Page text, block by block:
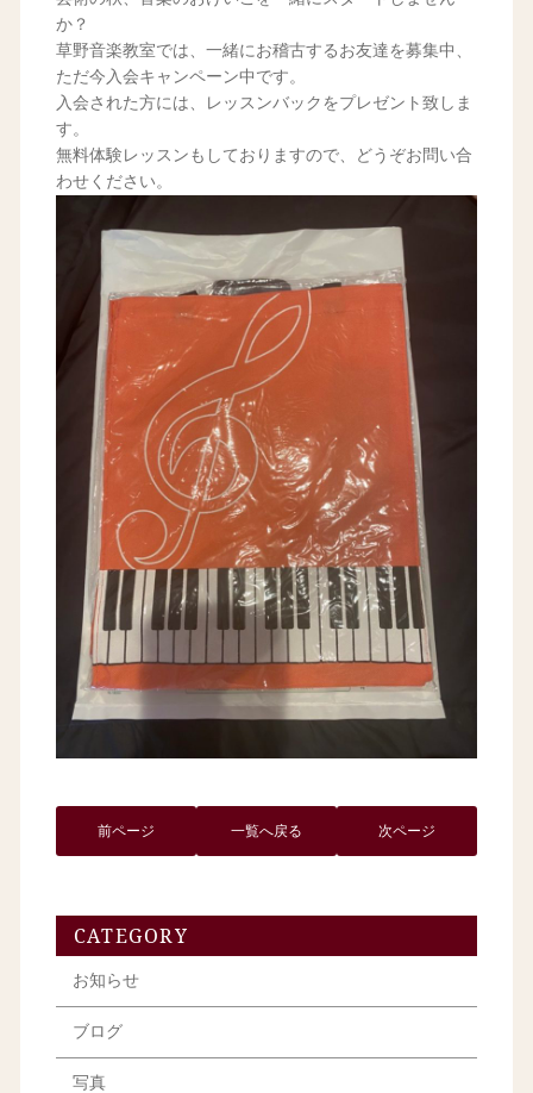
か？
草野音楽教室では、一緒にお稽古するお友達を募集中、
ただ今入会キャンペーン中です。
入会された方には、レッスンバックをプレゼント致しま
す。
無料体験レッスンもしておりますので、どうぞお問い合
わせください。
前ページ 一覧へ戻る 次ページ
CATEGORY
お知らせ
ブログ
写真